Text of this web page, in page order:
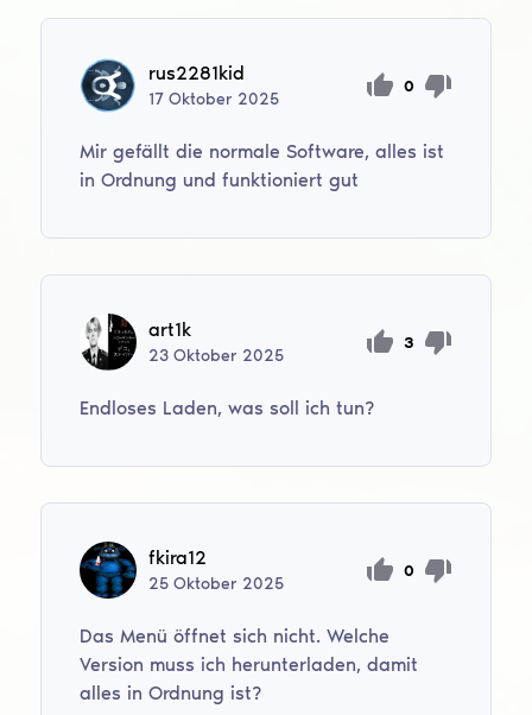
rus2281kid
17Oktober 2025
0
Mir gefällt die normale Software, alles ist
in Ordnung und funktioniert gut
art1k
23Oktober 2025
3
Endloses Laden, was soll ich tun?
fkira12
25Oktober 2025
0
Das Menü öffnet sich nicht. Welche
Version muss ich herunterladen, damit
alles in Ordnung ist?